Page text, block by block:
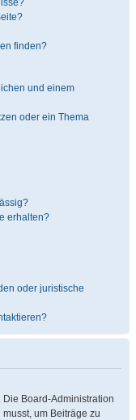
finden?
und einem
oder ein Thema
erhalten?
oder juristische
Board-Administration
um Beiträge zu